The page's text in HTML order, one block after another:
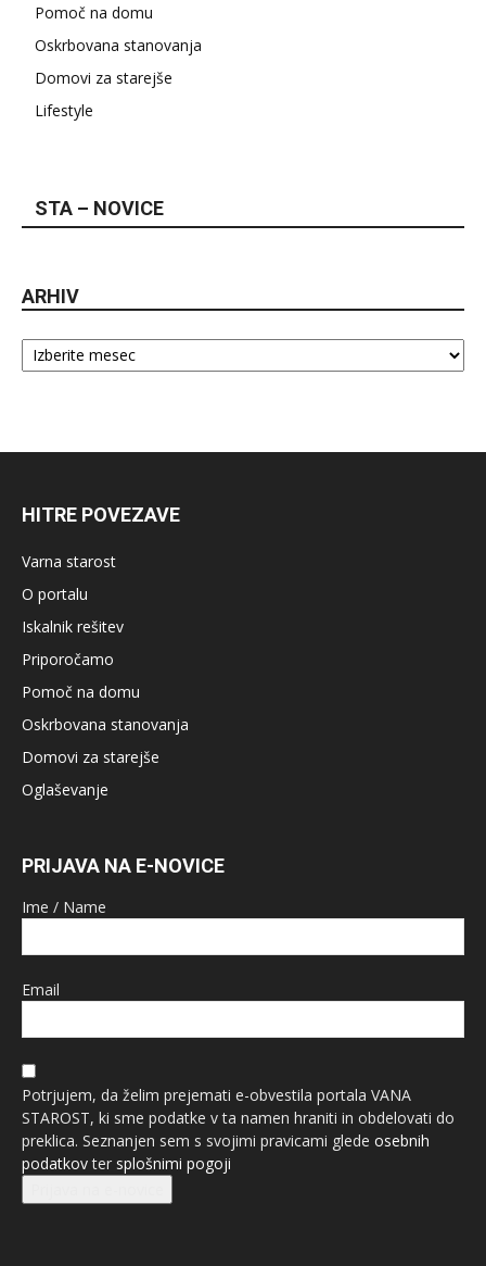
Pomoč na domu
Oskrbovana stanovanja
Domovi za starejše
Lifestyle
STA – NOVICE
ARHIV
Arhiv
HITRE POVEZAVE
Varna starost
O portalu
Iskalnik rešitev
Priporočamo
Pomoč na domu
Oskrbovana stanovanja
Domovi za starejše
Oglaševanje
PRIJAVA NA E-NOVICE
Ime / Name
Email
Potrjujem, da želim prejemati e-obvestila portala VANA
STAROST, ki sme podatke v ta namen hraniti in obdelovati do
preklica. Seznanjen sem s svojimi pravicami glede osebnih
podatkovter splošnimi pogoji